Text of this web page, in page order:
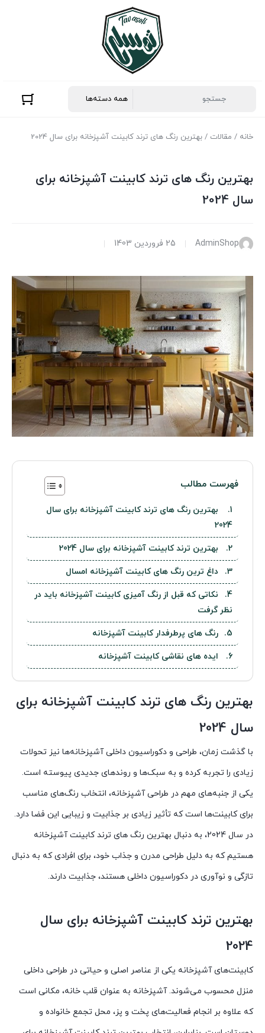
خانه / مقالات / بهترین رنگ های ترند کابینت آشپزخانه برای سال 2024
بهترین رنگ های ترند کابینت آشپزخانه برای
سال 2024
AdminShop 25 فروردین 1403
فهرست مطالب
بهترین رنگ های ترند کابینت آشپزخانه برای سال
2024
بهترین ترند کابینت آشپزخانه برای سال 2024
داغ ترین رنگ های کابینت آشپزخانه امسال
نکاتی که قبل از رنگ آمیزی کابینت آشپزخانه باید در
نظر گرفت
رنگ های پرطرفدار کابینت آشپزخانه
ایده های نقاشی کابینت آشپزخانه
بهترین رنگ های ترند کابینت آشپزخانه برای
سال 2024
با گذشت زمان، طراحی و دکوراسیون داخلی آشپزخانه‌ها نیز تحولات
زیادی را تجربه کرده و به سبک‌ها و روندهای جدیدی پیوسته است.
یکی از جنبه‌های مهم در طراحی آشپزخانه، انتخاب رنگ‌های مناسب
برای کابینت‌ها است که تأثیر زیادی بر جذابیت و زیبایی این فضا دارد.
در سال 2024، به دنبال بهترین رنگ های ترند کابینت آشپزخانه
هستیم که به دلیل طراحی مدرن و جذاب خود، برای افرادی که به دنبال
تازگی و نوآوری در دکوراسیون داخلی هستند، جذابیت دارند.
بهترین ترند کابینت آشپزخانه برای سال
2024
کابینت‌های آشپزخانه یکی از عناصر اصلی و حیاتی در طراحی داخلی
منزل محسوب می‌شوند. آشپزخانه به عنوان قلب خانه، مکانی است
که علاوه بر انجام فعالیت‌های پخت و پز، محل تجمع خانواده و